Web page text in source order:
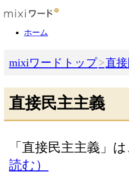
ホーム
mixiワードトップ 直
直接民主主義
「直接民主主義」
読む）